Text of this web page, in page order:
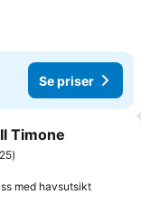
Se priser
Favoriter
Timone
med havsutsiktSe